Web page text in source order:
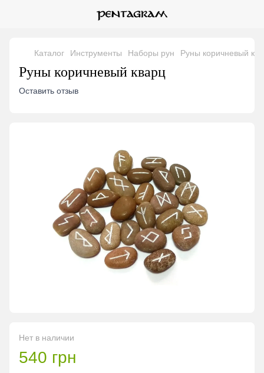
Каталог Инструменты Наборы рун Руны коричневый
Руны коричневый кварц
Оставить отзыв
Нет в наличии
540 грн